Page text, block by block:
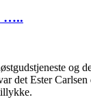
…..
og
det Ester